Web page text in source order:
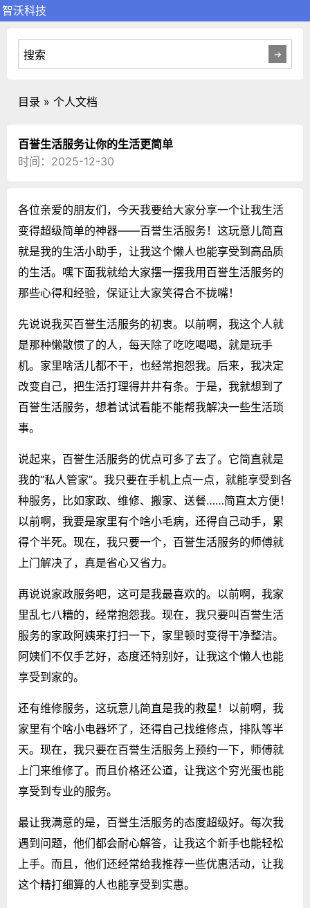
智沃科技
目录 » 个人文档
百誉生活服务让你的生活更简单
时间：2025-12-30
各位亲爱的朋友们，今天我要给大家分享一个让我生活
变得超级简单的神器——百誉生活服务！这玩意儿简直
就是我的生活小助手，让我这个懒人也能享受到高品质
的生活。嘿下面我就给大家摆一摆我用百誉生活服务的
那些心得和经验，保证让大家笑得合不拢嘴！
先说说我买百誉生活服务的初衷。以前啊，我这个人就
是那种懒散惯了的人，每天除了吃吃喝喝，就是玩手
机。家里啥活儿都不干，也经常抱怨我。后来，我决定
改变自己，把生活打理得井井有条。于是，我就想到了
百誉生活服务，想着试试看能不能帮我解决一些生活琐
事。
说起来，百誉生活服务的优点可多了去了。它简直就是
我的“私人管家”。我只要在手机上点一点，就能享受到各
种服务，比如家政、维修、搬家、送餐……简直太方便！
以前啊，我要是家里有个啥小毛病，还得自己动手，累
得个半死。现在，我只要一个，百誉生活服务的师傅就
上门解决了，真是省心又省力。
再说说家政服务吧，这可是我最喜欢的。以前啊，我家
里乱七八糟的，经常抱怨我。现在，我只要叫百誉生活
服务的家政阿姨来打扫一下，家里顿时变得干净整洁。
阿姨们不仅手艺好，态度还特别好，让我这个懒人也能
享受到家的。
还有维修服务，这玩意儿简直是我的救星！以前啊，我
家里有个啥小电器坏了，还得自己找维修点，排队等半
天。现在，我只要在百誉生活服务上预约一下，师傅就
上门来维修了。而且价格还公道，让我这个穷光蛋也能
享受到专业的服务。
最让我满意的是，百誉生活服务的态度超级好。每次我
遇到问题，他们都会耐心解答，让我这个新手也能轻松
上手。而且，他们还经常给我推荐一些优惠活动，让我
这个精打细算的人也能享受到实惠。